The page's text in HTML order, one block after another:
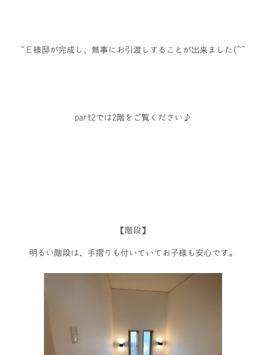
Ｅ様邸が完成し、無事にお引渡しすることが出来ました(^^
part2では2階をご覧ください♪
【階段】
明るい階段は、手摺りも付いていてお子様も安心です。